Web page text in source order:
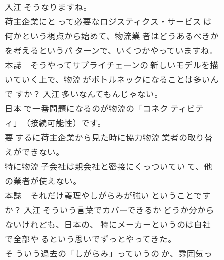
入江 そうなりますね。
荷主企業にと って必要なロジスティクス・サービス は
何かという視点から始めて、物流業 者はどうあるべきか
を考えるというパ ターンで、いくつかやっていますね。
本誌 そうやってサプライチェーンの 新しいモデルを描
いていく上で、物流 がボトルネックになることは多いん
で すか？ 入江 多いなんてもんじゃない。
日本 で一番問題になるのが物流の「コネク ティビテ
ィ」（接続可能性）です。
要 するに荷主企業から見た時に協力物流 業者の取り替
えができない。
特に物流 子会社は親会社と密接にくっついてい て、他
の業者が使えない。
本誌 それだけ義理やしがらみが強い ということです
か？ 入江 そういう言葉でカバーできるか どうか分から
ないけれども、日本の、 特にメーカーというのは自社
で全部や るという思いでずっとやってきた。
そ ういう過去の「しがらみ」っていうの か、雰囲気っ